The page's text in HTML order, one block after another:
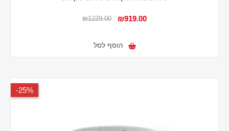
₪919.00
₪1229.00
הוסף לסל
25%-